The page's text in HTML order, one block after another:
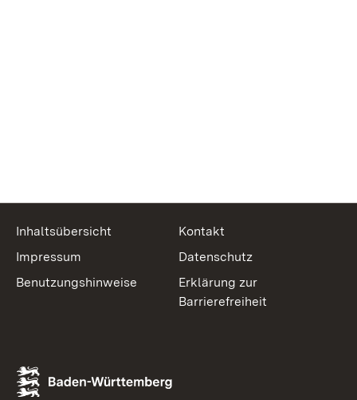
Inhaltsübersicht
Kontakt
Impressum
Datenschutz
Benutzungshinweise
Erklärung zur
Barrierefreiheit